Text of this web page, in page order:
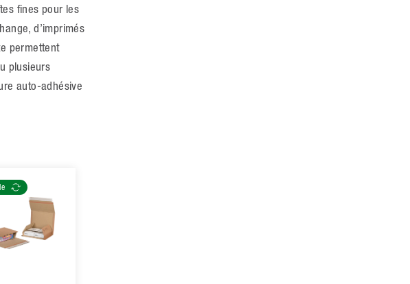
fines pour les
d’imprimés
permettent
plusieurs
auto-adhésive